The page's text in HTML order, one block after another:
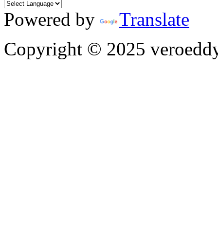
Powered by
Translate
Copyright © 2025